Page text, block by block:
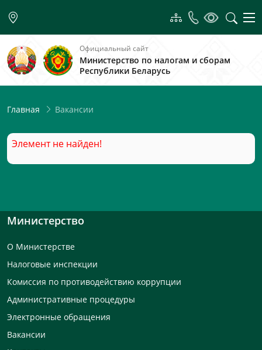
Официальный сайт
Министерство по налогам и сборам
Республики Беларусь
Главная Вакансии
Элемент не найден!
Министерство
О Министерстве
Налоговые инспекции
Комиссия по противодействию коррупции
Административные процедуры
Электронные обращения
Вакансии